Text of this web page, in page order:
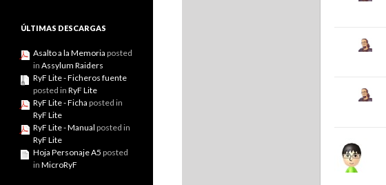
ÚLTIMAS DESCARGAS
Asalto a la Memoria posted
in Assylum Raiders
RyF Lite - Ficheros fuente
posted in RyF Lite
RyF Lite - Ficha posted in
RyF Lite
RyF Lite - Manual posted in
RyF Lite
Hoja Personaje A5 posted
in MicroRyF